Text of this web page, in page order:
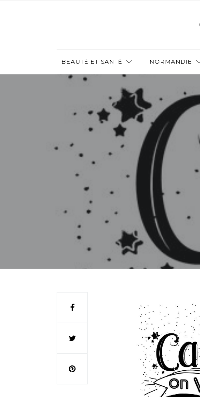
BEAUTÉ ET SANTÉ NORMANDIE